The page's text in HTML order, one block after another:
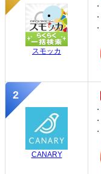
スモッカ
CANARY